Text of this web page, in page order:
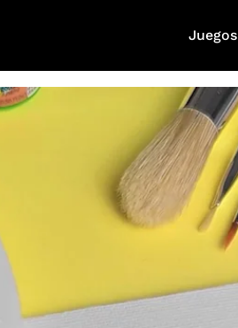
Juegos